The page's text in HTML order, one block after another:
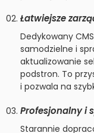
Łatwiejsze
Dedykowany
samodzielne i
aktualizowanie
podstron. To
i pozwala na
Profesjonalny i
Starannie